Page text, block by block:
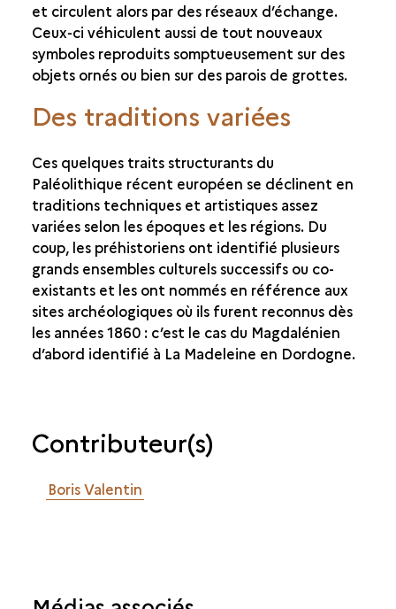
et circulent alors par des réseaux d’échange.
Ceux-ci véhiculent aussi de tout nouveaux
symboles reproduits somptueusement sur des
objets ornés ou bien sur des parois de grottes.
Des traditions variées
Ces quelques traits structurants du
Paléolithique récent européen se déclinent en
traditions techniques et artistiques assez
variées selon les époques et les régions. Du
coup, les préhistoriens ont identifié plusieurs
grands ensembles culturels successifs ou co-
existants et les ont nommés en référence aux
sites archéologiques où ils furent reconnus dès
les années 1860 : c’est le cas du Magdalénien
d’abord identifié à La Madeleine en Dordogne.
Contributeur(s)
Boris Valentin